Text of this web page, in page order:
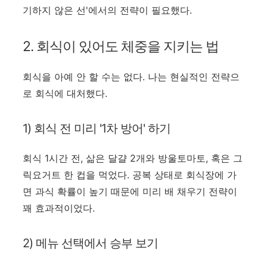
기하지 않은 선'에서의 전략이 필요했다.
2. 회식이 있어도 체중을 지키는 법
회식을 아예 안 할 수는 없다. 나는 현실적인 전략으
로 회식에 대처했다.
1) 회식 전 미리 '1차 방어' 하기
회식 1시간 전, 삶은 달걀 2개와 방울토마토, 혹은 그
릭요거트 한 컵을 먹었다. 공복 상태로 회식장에 가
면 과식 확률이 높기 때문에 미리 배 채우기 전략이
꽤 효과적이었다.
2) 메뉴 선택에서 승부 보기